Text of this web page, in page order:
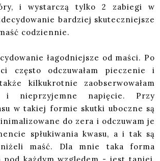
i wystarczą tylko 2 zabiegi w
bardziej skuteczniejsze
codziennie.
łagodniejsze od maści. Po
często odczuwałam pieczenie i
kilkukrotnie zaobserwowałam
i nieprzyjemne napięcie. Przy
w takiej formie skutki uboczne są
do zera i odczuwam je
spłukiwania kwasu, a i tak są
maść. Dla mnie taka forma